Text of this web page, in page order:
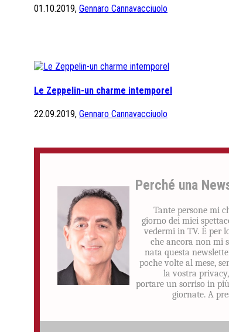
01.10.2019, Gennaro Cannavacciuolo
Le Zeppelin-un charme intemporel
22.09.2019, Gennaro Cannavacciuolo
Perché una
Tante persone mi
giorno dei miei
vedermi in TV. È per
che ancora non mi
nata questa
poche volte al mese,
la vostra
portare un sorriso in
giornate. A